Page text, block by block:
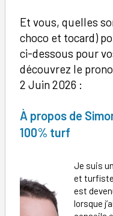
Et vous, quelles
choco et tocard)
ci-dessous pour
découvrez le
2 Juin 2026 :
À propos de
100% turf
Je suis
et
est
lorsque